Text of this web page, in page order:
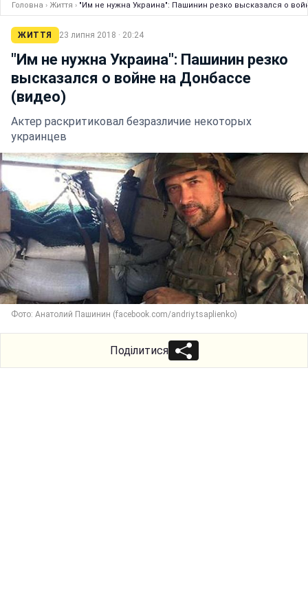
Головна › Життя › "Им не нужна Украина": Пашинин резко высказался о
ЖИТТЯ 23 липня 2018 · 20:24
"Им не нужна Украина": Пашинин резко
высказался о войне на Донбассе
(видео)
Актер раскритиковал безразличие некоторых
украинцев
Фото: Анатолий Пашинин (facebook.com/andriy.tsaplienko)
Поділитися